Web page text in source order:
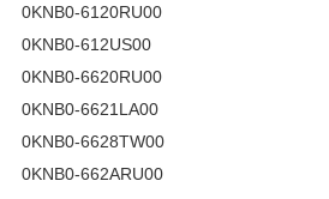
0KNB0-6120RU00
0KNB0-612US00
0KNB0-6620RU00
0KNB0-6621LA00
0KNB0-6628TW00
0KNB0-662ARU00